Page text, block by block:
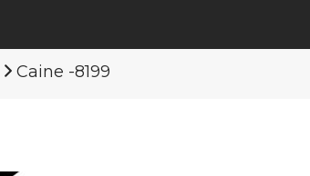
Caine -8199